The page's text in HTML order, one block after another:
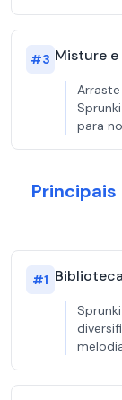
#3 Misture e
para
Principais
#1